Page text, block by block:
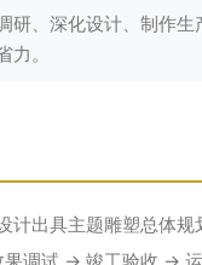
研、深化设计、制作
。
计出具主题雕塑总体